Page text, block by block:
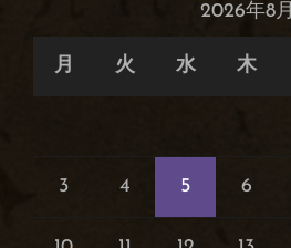
2026年8月
月 火 水 木
3 4 5 6